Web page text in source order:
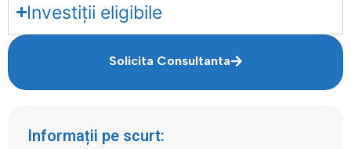
Investiții eligibile
Solicita Consultanta
Informații pe scurt: